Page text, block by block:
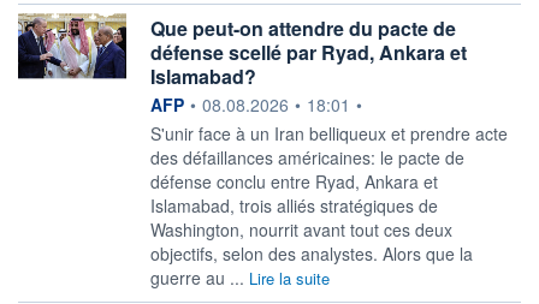
Que peut-on attendre du pacte de
défense scellé par Ryad, Ankara et
Islamabad?
information fournie par
AFP • 08.08.2026 • 18:01 •
S'unir face à un Iran belliqueux et prendre acte
des défaillances américaines: le pacte de
défense conclu entre Ryad, Ankara et
Islamabad, trois alliés stratégiques de
Washington, nourrit avant tout ces deux
objectifs, selon des analystes. Alors que la
guerre au ... Lire la suite